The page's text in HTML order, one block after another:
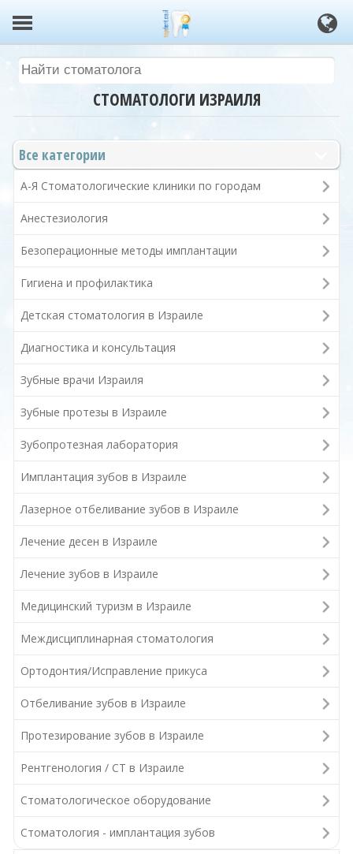
СТОМАТОЛОГИ ИЗРАИЛЯ
Все категории
А-Я Стоматологические клиники по городам
Анестезиология
Безоперационные методы имплантации
Гигиена и профилактика
Детская стоматология в Израиле
Диагностика и консультация
Зубные врачи Израиля
Зубные протезы в Израиле
Зубопротезная лаборатория
Имплантация зубов в Израиле
Лазерное отбеливание зубов в Израиле
Лечение десен в Израиле
Лечение зубов в Израиле
Медицинский туризм в Израиле
Междисциплинарная стоматология
Ортодонтия/Исправление прикуса
Отбеливание зубов в Израиле
Протезирование зубов в Израиле
Рентгенология / СТ в Израиле
Стоматологическое оборудование
Стоматология - имплантация зубов